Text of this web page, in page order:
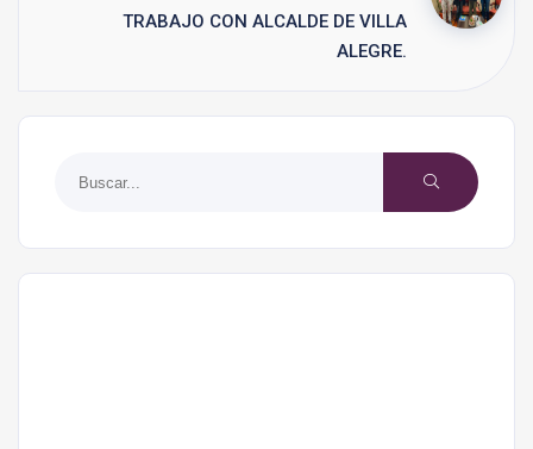
TRABAJO CON ALCALDE DE VILLA
ALEGRE.